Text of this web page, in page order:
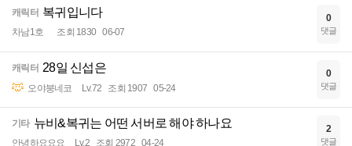
캐릭터 복귀입니다
차남1호 조회 1830 06-07
0
댓글
캐릭터 28일 신섭은
오야붕네코 Lv.72 조회 1907 05-24
0
댓글
기타 뉴비&복귀는 어떤 서버로 해야 하나요
안녕하요요요 Lv.2 조회 2972 04-24
2
댓글